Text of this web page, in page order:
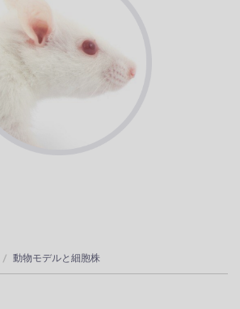
動物モデルと細胞株